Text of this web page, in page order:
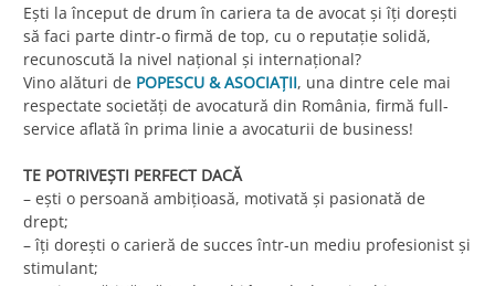
Ești la început de drum în cariera ta de avocat și îți dorești
să faci parte dintr-o firmă de top, cu o reputație solidă,
recunoscută la nivel național și internațional?
Vino alături de POPESCU & ASOCIAȚII, una dintre cele mai
respectate societăți de avocatură din România, firmă full-
service aflată în prima linie a avocaturii de business!
TE POTRIVEȘTI PERFECT DACĂ
– ești o persoană ambițioasă, motivată și pasionată de
drept;
– îţi dorești o carieră de succes într-un mediu profesionist și
stimulant;